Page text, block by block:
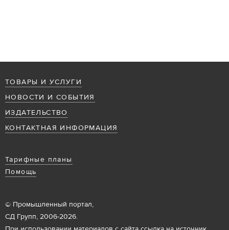
ТОВАРЫ И УСЛУГИ
НОВОСТИ И СОБЫТИЯ
ИЗДАТЕЛЬСТВО
КОНТАКТНАЯ ИНФОРМАЦИЯ
Тарифные планы
Помощь
© Промышленный портал,
СД Групп, 2006-2026.